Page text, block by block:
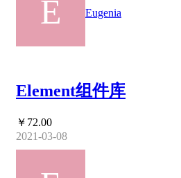
Eugenia
Element组件库
￥72.00
2021-03-08